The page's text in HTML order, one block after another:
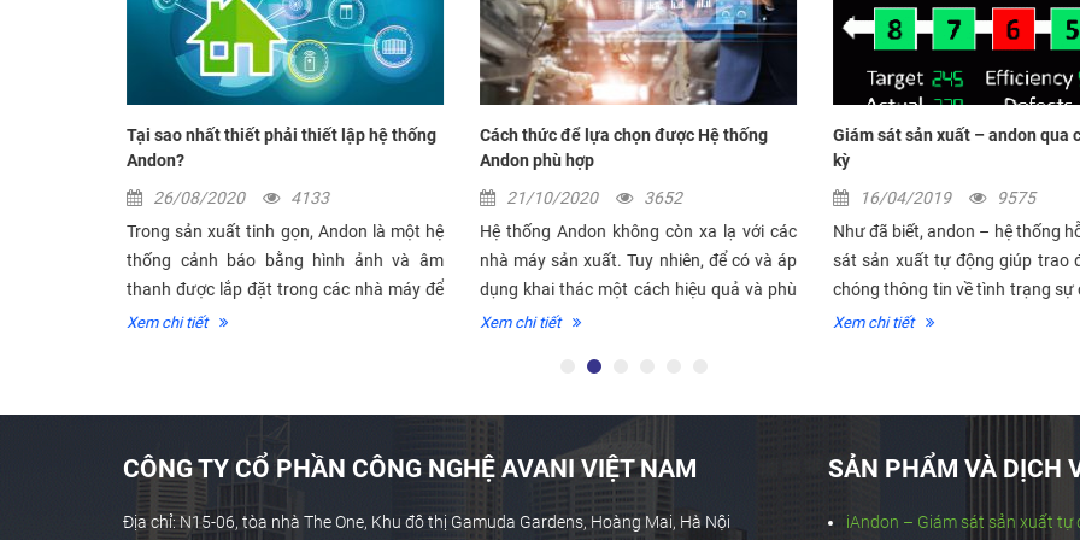
Tại sao nhất thiết phải thiết lập hệ thống
Andon?
26/08/2020
4133
Trong sản xuất tinh gọn, Andon là một hệ
thống cảnh báo bằng hình ảnh và âm
thanh được lắp đặt trong các nhà máy để
báo hiệu các lỗi trong dây chuyền sản...
Xem chi tiết
Cách thức để lựa chọn được Hệ thống
Andon phù hợp
21/10/2020
3652
Hệ thống Andon không còn xa lạ với các
nhà máy sản xuất. Tuy nhiên, để có và áp
dụng khai thác một cách hiệu quả và phù
hợp thì có phải nhà máy nào cũng làm...
Xem chi tiết
Giám sát sản xuất – andon qua
kỳ
16/04/2019
9575
Như đã biết, andon – hệ thống
sát sản xuất tự động giúp trao
chóng thông tin về tình trạng sự
dây chuyền sản xuất, giúp...
Xem chi tiết
CÔNG TY CỔ PHẦN CÔNG NGHỆ AVANI VIỆT NAM
Địa chỉ: N15-06, tòa nhà The One, Khu đô thị Gamuda Gardens, Hoàng Mai, Hà Nội
SẢN PHẨM VÀ DỊCH
iAndon – Giám sát sản xuất tự